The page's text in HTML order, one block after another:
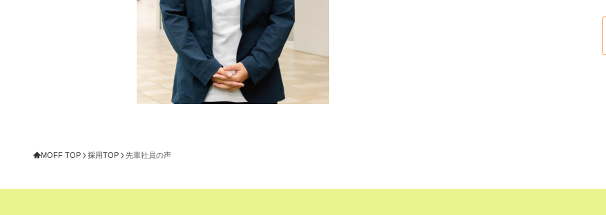
MOFF TOP 採用TOP 先輩社員の声